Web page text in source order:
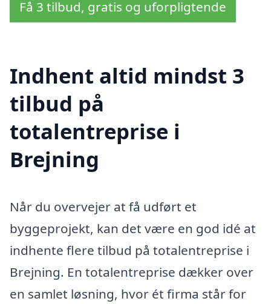
Få 3 tilbud, gratis og uforpligtende
Indhent altid mindst 3
tilbud på
totalentreprise i
Brejning
Når du overvejer at få udført et
byggeprojekt, kan det være en god idé at
indhente flere tilbud på totalentreprise i
Brejning. En totalentreprise dækker over
en samlet løsning, hvor ét firma står for